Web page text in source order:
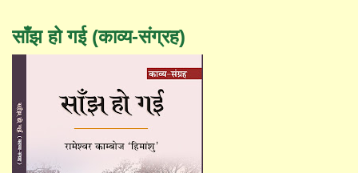
साँझ हो गई (काव्य-संग्रह)